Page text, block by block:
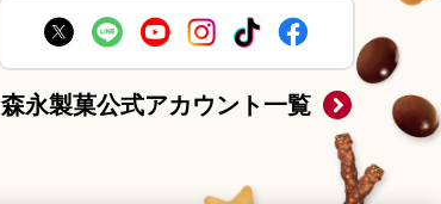
森永製菓公式アカウント一覧